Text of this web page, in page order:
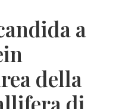
a
della